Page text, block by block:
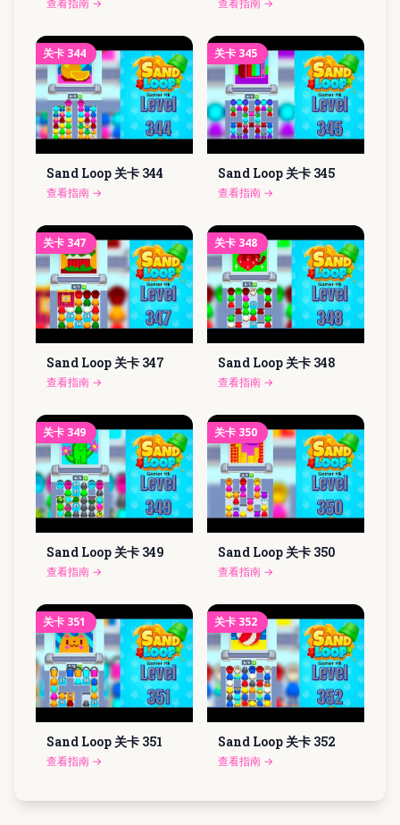
查看指南 → 查看指南 →
关卡 344
Sand Loop 关卡 344
查看指南 →
关卡 345
Sand Loop 关卡 345
查看指南 →
关卡 347
Sand Loop 关卡 347
查看指南 →
关卡 348
Sand Loop 关卡 348
查看指南 →
关卡 349
Sand Loop 关卡 349
查看指南 →
关卡 350
Sand Loop 关卡 350
查看指南 →
关卡 351
Sand Loop 关卡 351
查看指南 →
关卡 352
Sand Loop 关卡 352
查看指南 →